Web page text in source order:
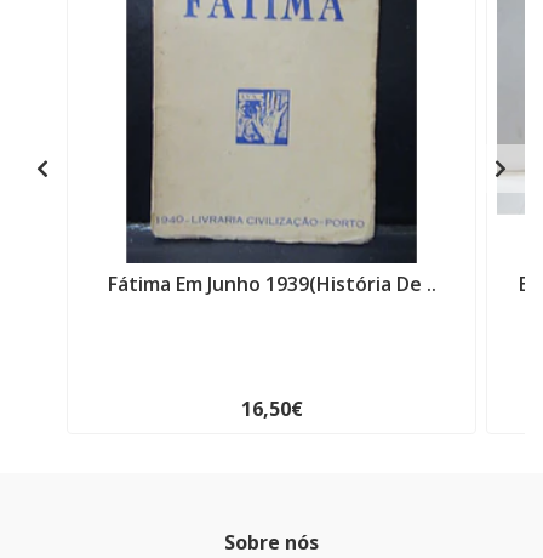
Fátima Em Junho 1939(História De ..
16,50€
Sobre nós